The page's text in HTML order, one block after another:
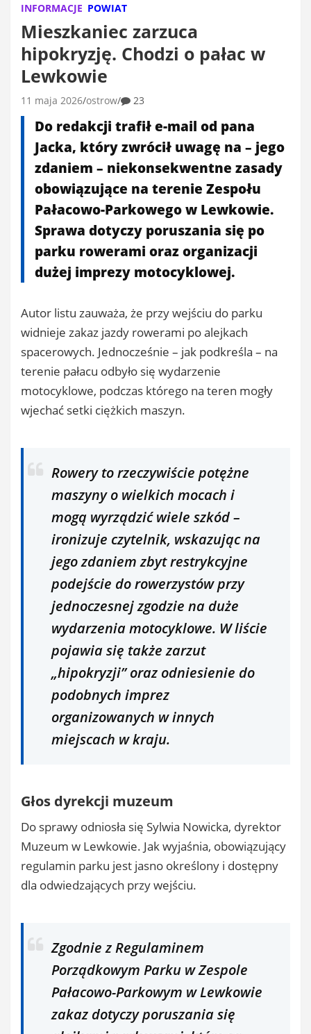
INFORMACJE POWIAT
Mieszkaniec zarzuca
hipokryzję. Chodzi o pałac w
Lewkowie
11 maja 2026 ostrow 23
Do redakcji trafił e-mail od pana
Jacka, który zwrócił uwagę na – jego
zdaniem – niekonsekwentne zasady
obowiązujące na terenie Zespołu
Pałacowo-Parkowego w Lewkowie.
Sprawa dotyczy poruszania się po
parku rowerami oraz organizacji
dużej imprezy motocyklowej.
Autor listu zauważa, że przy wejściu do parku
widnieje zakaz jazdy rowerami po alejkach
spacerowych. Jednocześnie – jak podkreśla – na
terenie pałacu odbyło się wydarzenie
motocyklowe, podczas którego na teren mogły
wjechać setki ciężkich maszyn.
Rowery to rzeczywiście potężne
maszyny o wielkich mocach i
mogą wyrządzić wiele szkód –
ironizuje czytelnik, wskazując na
jego zdaniem zbyt restrykcyjne
podejście do rowerzystów przy
jednoczesnej zgodzie na duże
wydarzenia motocyklowe. W liście
pojawia się także zarzut
„hipokryzji” oraz odniesienie do
podobnych imprez
organizowanych w innych
miejscach w kraju.
Głos dyrekcji muzeum
Do sprawy odniosła się Sylwia Nowicka, dyrektor
Muzeum w Lewkowie. Jak wyjaśnia, obowiązujący
regulamin parku jest jasno określony i dostępny
dla odwiedzających przy wejściu.
Zgodnie z Regulaminem
Porządkowym Parku w Zespole
Pałacowo-Parkowym w Lewkowie
zakaz dotyczy poruszania się